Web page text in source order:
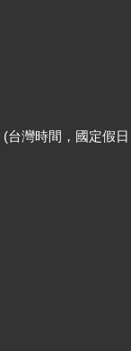
台灣時間，國定假日